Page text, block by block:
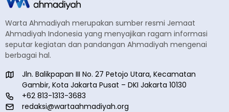
Warta Ahmadiyah merupakan sumber resmi Jemaat
Ahmadiyah Indonesia yang menyajikan ragam informasi
seputar kegiatan dan pandangan Ahmadiyah mengenai
berbagai hal.
Jln. Balikpapan III No. 27 Petojo Utara, Kecamatan
Gambir, Kota Jakarta Pusat – DKI Jakarta 10130
+62 813-1313-3683
redaksi@wartaahmadiyah.org